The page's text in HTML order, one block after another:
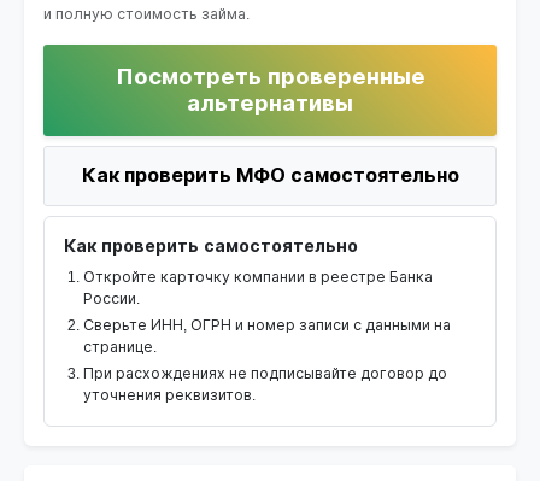
и полную стоимость займа.
Посмотреть проверенные
альтернативы
Как проверить МФО самостоятельно
Как проверить самостоятельно
Откройте карточку компании в реестре Банка
России.
Сверьте ИНН, ОГРН и номер записи с данными на
странице.
При расхождениях не подписывайте договор до
уточнения реквизитов.